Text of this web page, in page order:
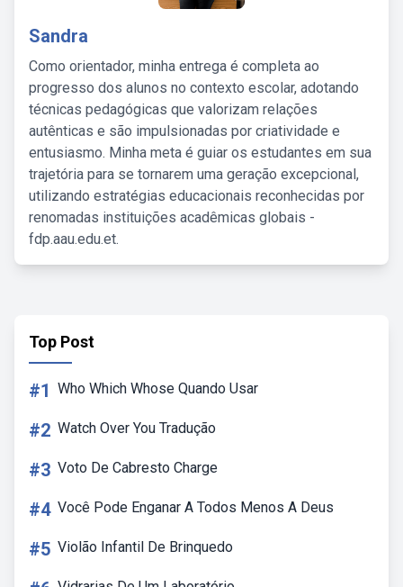
Sandra
Como orientador, minha entrega é completa ao
progresso dos alunos no contexto escolar, adotando
técnicas pedagógicas que valorizam relações
autênticas e são impulsionadas por criatividade e
entusiasmo. Minha meta é guiar os estudantes em sua
trajetória para se tornarem uma geração excepcional,
utilizando estratégias educacionais reconhecidas por
renomadas instituições acadêmicas globais -
fdp.aau.edu.et.
Top Post
#1 Who Which Whose Quando Usar
#2 Watch Over You Tradução
#3 Voto De Cabresto Charge
#4 Você Pode Enganar A Todos Menos A Deus
#5 Violão Infantil De Brinquedo